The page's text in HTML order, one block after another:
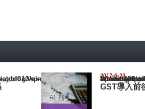
themes/gorgeous_tcd013/single.php 2017-6-23
Warning
: Undefined array key
/home/netst/kuno-cpa.co.jp/
on line183
GST導入前